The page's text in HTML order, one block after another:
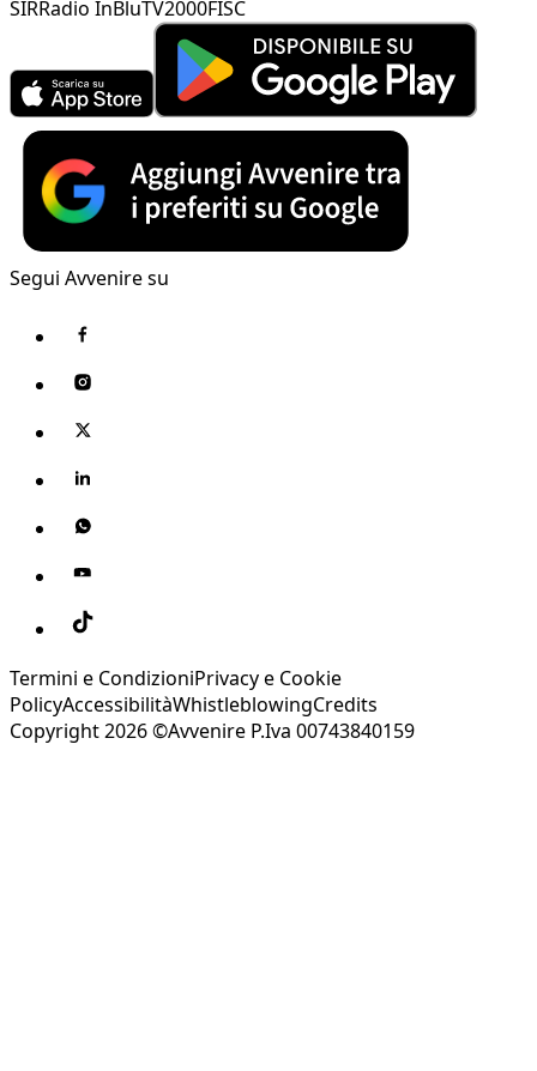
SIRRadio InBluTV2000FISC
Segui Avvenire su
Termini e CondizioniPrivacy e Cookie
PolicyAccessibilitàWhistleblowingCredits
Copyright 2026 ©Avvenire P.Iva 00743840159